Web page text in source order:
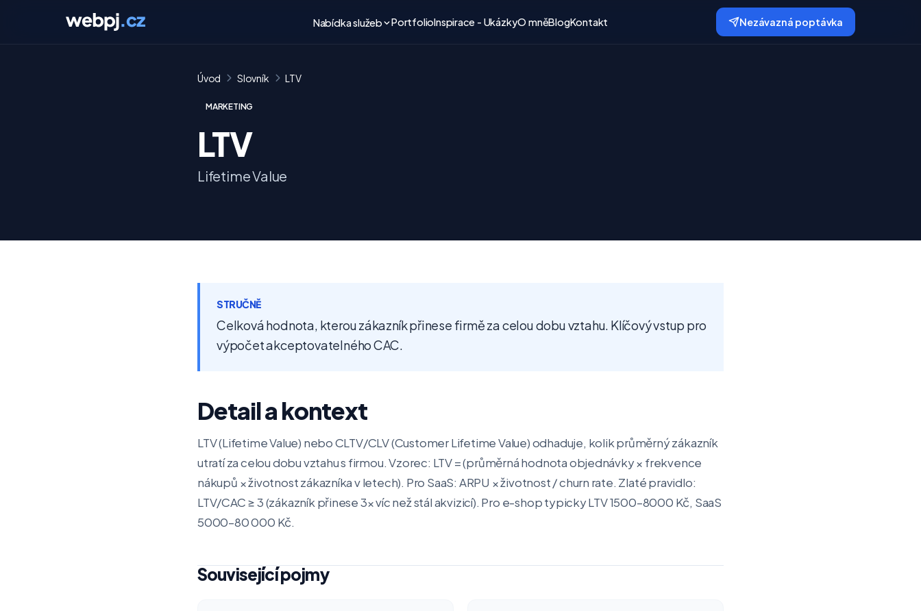
Nabídka služeb PortfolioInspirace - UkázkyO mněBlogKontakt Nezávazná poptávka
Úvod Slovník LTV
MARKETING
LTV
Lifetime Value
STRUČNĚ
Celková hodnota, kterou zákazník přinese firmě za celou dobu vztahu. Klíčový vstup pro
výpočet akceptovatelného CAC.
Detail a kontext
LTV (Lifetime Value) nebo CLTV/CLV (Customer Lifetime Value) odhaduje, kolik průměrný zákazník
utratí za celou dobu vztahu s firmou. Vzorec: LTV = (průměrná hodnota objednávky × frekvence
nákupů × životnost zákazníka v letech). Pro SaaS: ARPU × životnost / churn rate. Zlaté pravidlo:
LTV/CAC ≥ 3 (zákazník přinese 3× víc než stál akvizicí). Pro e-shop typicky LTV 1500–8000 Kč, SaaS
5000–80 000 Kč.
Související pojmy